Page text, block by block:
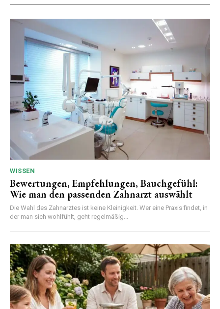
WISSEN
Bewertungen, Empfehlungen, Bauchgefühl:
Wie man den passenden Zahnarzt auswählt
Die Wahl des Zahnarztes ist keine Kleinigkeit. Wer eine Praxis findet, in
der man sich wohlfühlt, geht regelmäßig...